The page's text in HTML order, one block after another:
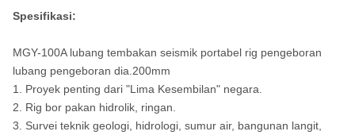
Spesifikasi:
MGY-100A lubang tembakan seismik portabel rig pengeboran
lubang pengeboran dia.200mm
1. Proyek penting dari "Lima Kesembilan" negara.
2. Rig bor pakan hidrolik, ringan.
3. Survei teknik geologi, hidrologi, sumur air, bangunan langit,